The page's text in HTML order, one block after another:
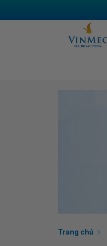
Trang chủ